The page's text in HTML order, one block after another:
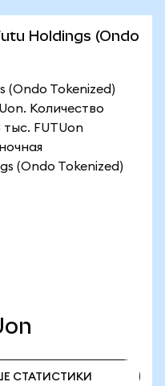
Holdings (Ondo
(Ondo Tokenized)
Количество
FUTUon
(Ondo Tokenized)
СТАТИСТИКИ